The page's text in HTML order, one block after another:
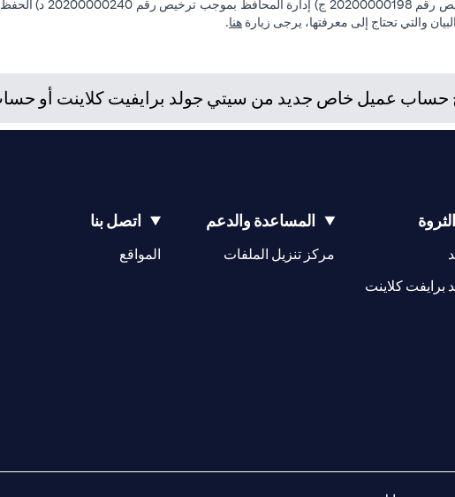
والتي تحتاج إلى معرفتها، يرجى زيارة هنا.
حساب عميل خاص جديد من سيتي جولد برايفيت كلاينت أو حساب
برايفت كلاينت
المساعدة والدعم
مركز تنزيل الملفات
اتصل بنا
المواقع
(opens in a new tab)